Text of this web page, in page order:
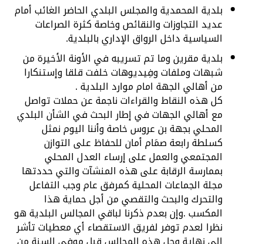
بلدية المحمدية والمجلس البلدي الحاضر الغائب أمام
عديد التجاوزات والنقائص وخاصة كثرة الصراعات
السياسية داخل الرواق الإداري بالبلدية.
بلدية مقرين وما تم تسريبه في الأونة الأخيرة من
شبهات وملفات وفِيديوهات خلفت قلقا وإستنكارا
من أهالي الجهة امام موارد البلدية .
كل هذه النقاط والقراءات ناجمة عن حملات تواصل
مع أهالي الجهات في إطار البحث في الشأن البلدي
المحلي بجهة بن عروس خاصة وأننا اليوم نمثل
كسلطة رابعة صمَام أمان للحفاظ على التوازن
المجتمعي والعمل على إرساء العدل المحلي
بممارسة الرقابة على هذه المنشآت والتي حددتها
مجلة الجماعات المحلية كمرفق عام وجب التفاعل
والتحرك والبحث والتقصي من أجل حماية هذا
المكسب .وإن بعدم ذكرنا لباقي المجالس البلدية هو
نظرا لعدم توفر لفريق الاستقصاء أي معطيات تأشر